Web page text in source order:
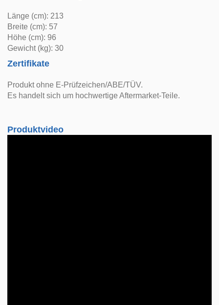
Länge (cm): 213
Breite (cm): 57
Höhe (cm): 96
Gewicht (kg): 30
Zertifikate
Produkt ohne E-Prüfzeichen/ABE/TÜV.
Es handelt sich um hochwertige Aftermarket-Teile.
Produktvideo